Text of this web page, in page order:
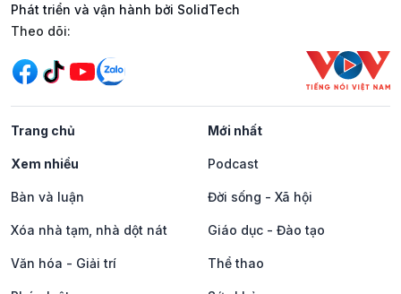
Phát triển và vận hành bởi SolidTech
Mạng xã hội
Theo dõi:
Trang chủ Mới nhất
Xem nhiều Podcast
Bàn và luận Đời sống - Xã hội
Xóa nhà tạm, nhà dột nát Giáo dục - Đào tạo
Văn hóa - Giải trí Thể thao